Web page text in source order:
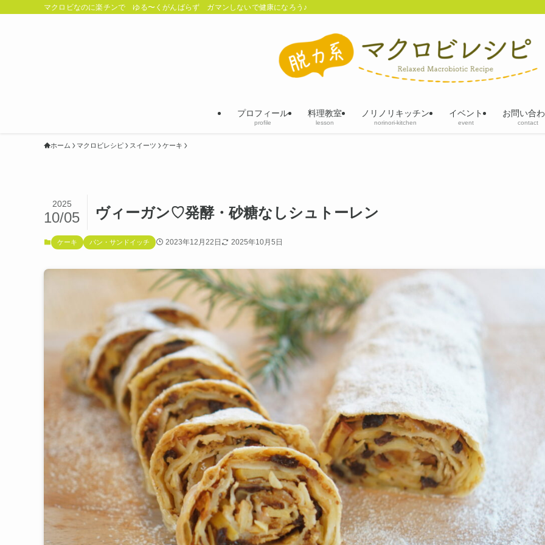
マクロビなのに楽チンで ゆる〜くがんばらず ガマンしないで健康になろう♪
プロフィール
profile
料理教室
lesson
ノリノリキッチン
norinori-kitchen
イベント
event
お問い合
contact
ホーム マクロビレシピ スイーツ ケーキ
ヴィーガン♡発酵・砂糖なしシュトーレン
2025
10/05
ケーキ パン・サンドイッチ 2023年12月22日 2025年10月5日